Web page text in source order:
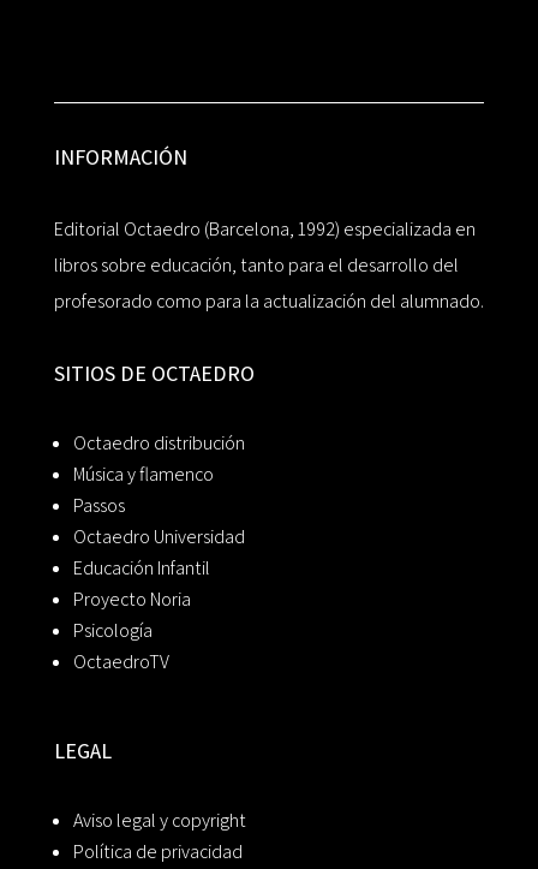
INFORMACIÓN
Editorial Octaedro (Barcelona, 1992) especializada en
libros sobre educación, tanto para el desarrollo del
profesorado como para la actualización del alumnado.
SITIOS DE OCTAEDRO
Octaedro distribución
Música y flamenco
Passos
Octaedro Universidad
Educación Infantil
Proyecto Noria
Psicología
OctaedroTV
LEGAL
Aviso legal y copyright
Política de privacidad